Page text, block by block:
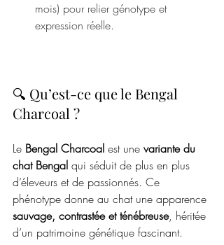
mois) pour relier génotype et
expression réelle.
🔍 Qu’est-ce que le Bengal
Charcoal ?
Le Bengal Charcoal est une variante du
chat Bengal qui séduit de plus en plus
d’éleveurs et de passionnés. Ce
phénotype donne au chat une apparence
sauvage, contrastée et ténébreuse, héritée
d’un patrimoine génétique fascinant.